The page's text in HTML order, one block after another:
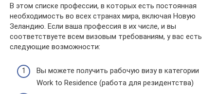
В этом списке профессии, в которых есть постоянная
необходимость во всех странах мира, включая Новую
Зеландию. Если ваша профессия в их числе, и вы
соответствуете всем визовым требованиям, у вас есть
следующие возможности:
Вы можете получить рабочую визу в категории
Work to Residence (работа для резидентства)